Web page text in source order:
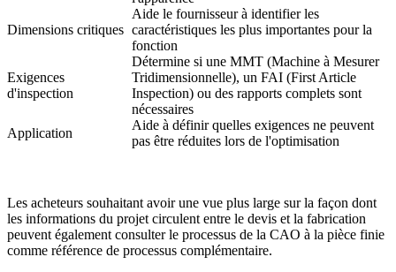
Dimensions critiques
Aide le fournisseur à identifier les
caractéristiques les plus importantes pour la
fonction
Exigences
d'inspection
Détermine si une MMT (Machine à Mesurer
Tridimensionnelle), un FAI (First Article
Inspection) ou des rapports complets sont
nécessaires
Application
Aide à définir quelles exigences ne peuvent
pas être réduites lors de l'optimisation
Les acheteurs souhaitant avoir une vue plus large sur la façon dont
les informations du projet circulent entre le devis et la fabrication
peuvent également consulter le processus de la CAO à la pièce finie
comme référence de processus complémentaire.